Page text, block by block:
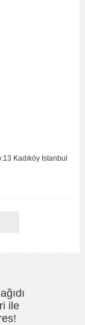
Kadıköy İstanbul
ile